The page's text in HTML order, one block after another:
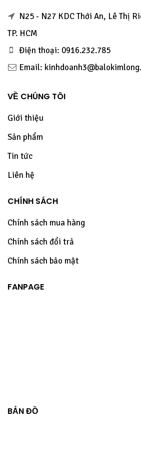
N25 - N27 KDC Thới An, Lê Thị
TP. HCM
Điện thoại: 0916.232.785
Email:
VỀ CHÚNG TÔI
Giới thiệu
Sản phẩm
Tin tức
Liên hệ
CHÍNH SÁCH
Chính sách mua hàng
Chính sách đổi trả
Chính sách bảo mật
FANPAGE
BẢN ĐỒ